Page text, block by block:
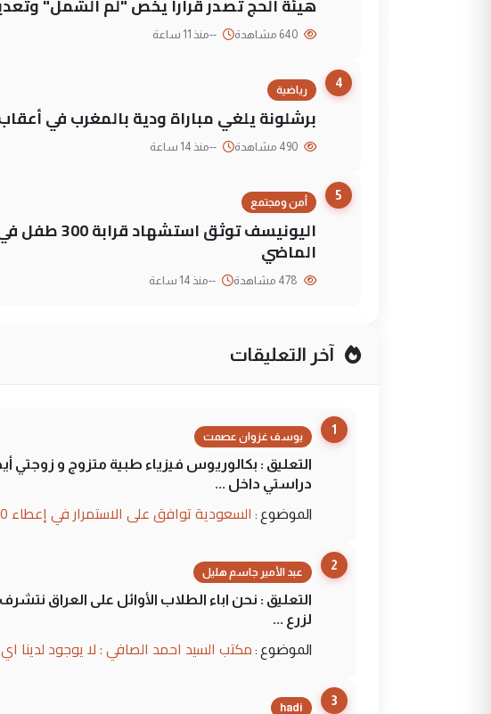
هيئة الحج تصدر قرارا يخص "لم الشمل"
--منذ 11 ساعة
4
رياضية
برشلونة يلغي مباراة ودية بالمغرب في
--منذ 14 ساعة
5
أمن ومجتمع
اليونيسف توثق
الماضي
--منذ 14 ساعة
آخر التعليقات
1
يوسف غزوان عصمت
التعليق : بكالوريوس فيزياء طبية متزوج و
دراستي داخل ...
الموضوع : السعودية توافق على الاستمرار في إعطاء 100 منحة دراسية للطلبة العراقيين في جامعاتها سنويا
2
عبد الأمير جاسم هليل
التعليق : نحن اباء الطلاب الأوائل على العراق
لزرع ...
الموضوع : مكتب السيد احمد الصافي : لا يوجود لدينا
3
hadi